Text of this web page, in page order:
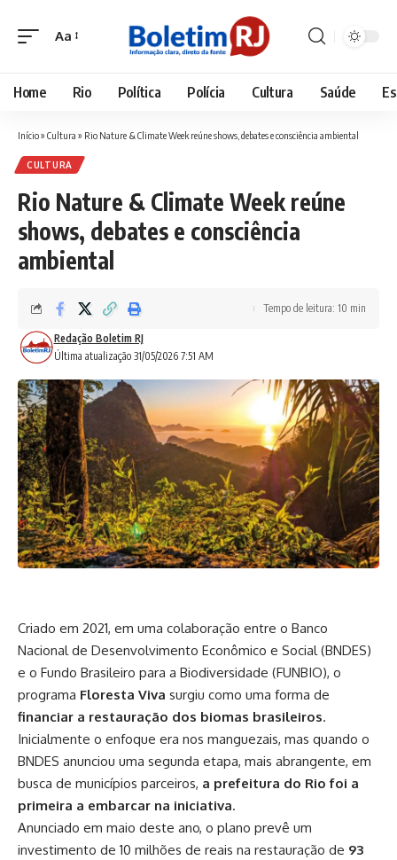
Font
Aa
Home Rio Política Polícia Cultura Saúde
Início» Cultura » Rio Nature & Climate Week reúne shows, debates e consciência ambiental
CULTURA
Rio Nature & Climate Week reúne
shows, debates e consciência
ambiental
Última atualização 31/05/2026 7:51 AM
Redação Boletim RJ
Tempo de leitura: 10 min
Criado em 2021, em uma colaboração entre o Banco
Nacional de Desenvolvimento Econômico e Social (BNDES)
e o Fundo Brasileiro para a Biodiversidade (FUNBIO), o
programa Floresta Viva surgiu como uma forma de
financiar a restauração dos biomas brasileiros.
Inicialmente o enfoque era nos manguezais, mas quando o
BNDES anunciou uma segunda etapa, mais abrangente, em
busca de municípios parceiros, a prefeitura do Rio foi a
primeira a embarcar na iniciativa.
Anunciado em maio deste ano, o plano prevê um
investimento de 10 milhões de reais na restauração de 93